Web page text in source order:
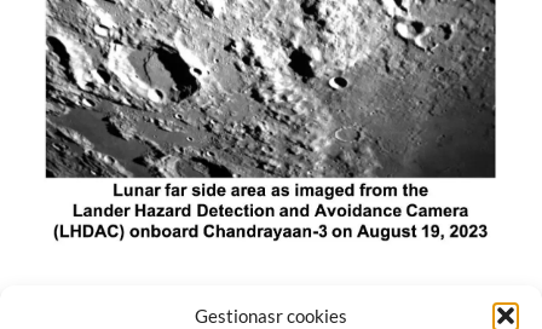
Gestionasr cookies